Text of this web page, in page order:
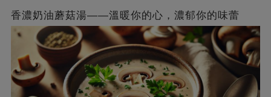
香濃奶油蘑菇湯——溫暖你的心，濃郁你的味蕾